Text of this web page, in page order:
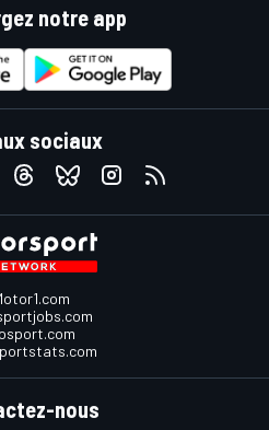
notre app
sociaux
nous